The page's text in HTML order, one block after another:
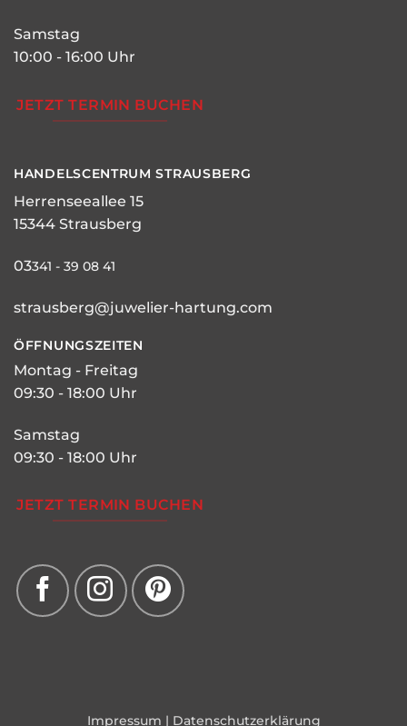
Samstag
10:00 - 16:00 Uhr
JETZT TERMIN BUCHEN
HANDELSCENTRUM STRAUSBERG
Herrenseeallee 15
15344 Strausberg
03341 - 39 08 41
strausberg@juwelier-hartung.com
ÖFFNUNGSZEITEN
Montag - Freitag
09:30 - 18:00 Uhr
Samstag
09:30 - 18:00 Uhr
JETZT TERMIN BUCHEN
Impressum | Datenschutzerklärung